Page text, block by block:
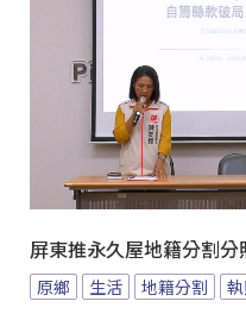
屏東推永久屋地籍分割
原鄉 生活 地籍分割